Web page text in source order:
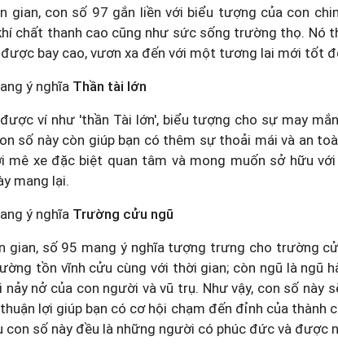
gian, con số 97 gắn liền với biểu tượng của con
chất thanh cao cũng như sức sống trường thọ. Nó
bay cao, vươn xa đến với một tương lai mới tốt
ý nghĩa Thần tài lớn
ví như 'thần Tài lớn', biểu tượng cho sự may
số này còn giúp bạn có thêm sự thoải mái và an
mê xe đặc biệt quan tâm và mong muốn sở hữu
mang lại.
ý nghĩa Trường cửu ngũ
gian, số 95 mang ý nghĩa tượng trưng cho trường
tồn vĩnh cửu cùng với thời gian; còn ngũ là ngũ
nở của con người và vũ trụ. Như vậy, con số này
lợi giúp bạn có cơ hội chạm đến đỉnh của thành
con số này đều là những người có phúc đức và được